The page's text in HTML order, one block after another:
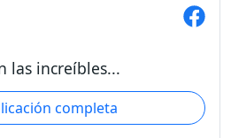
las increíbles...
completa